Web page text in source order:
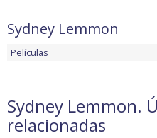
Sydney Lemmon
Películas
Sydney Lemmon.
relacionadas